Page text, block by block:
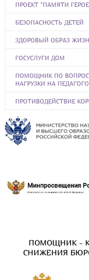
ПРОЕКТ "ПАМЯТИ
БЕЗОПАСНОСТЬ ДЕТЕЙ
ЗДОРОВЫЙ ОБРАЗ
ГОСУСЛУГИ ДОМ
ПОМОЩНИК ПО
НАГРУЗКИ НА
ПРОТИВОДЕЙСТВИЕ
ПОМОЩНИК -
СНИЖЕНИЯ